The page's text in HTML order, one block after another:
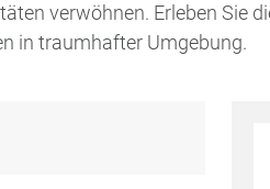
verwöhnen. Erleben Sie
in traumhafter Umgebung.